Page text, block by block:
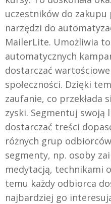
uczestników do zakupu
narzędzi do
MailerLite. Umożliwia
automatycznych
dostarczać
społeczności. Dzięki
zaufanie, co przekłada
zyski. Segmentuj swoją
dostarczać treści
różnych grup
segmenty, np. osoby
medytacją, technikami
temu każdy odbiorca
najbardziej go